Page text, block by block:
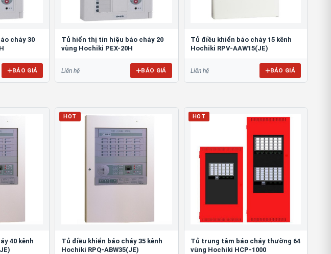
cháy 30
BÁO GIÁ
Tủ hiển thị tín hiệu báo cháy 20
vùng Hochiki PEX-20H
Liên hệ BÁO GIÁ
Tủ điều khiển báo cháy 15 kênh
Hochiki RPV-AAW15(JE)
Liên hệ BÁO GIÁ
40 kênh
HOT
Tủ điều khiển báo cháy 35 kênh
Hochiki RPQ-ABW35(JE)
HOT
Tủ trung tâm báo cháy thường 64
vùng Hochiki HCP-1000